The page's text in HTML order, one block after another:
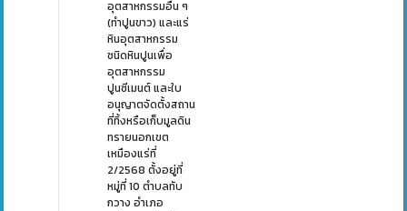
อุตสาหกรรมอื่น ๆ
(ทำปูนขาว) และแร่
หินอุตสาหกรรม
ชนิดหินปูนเพื่อ
อุตสาหกรรม
ปูนซีเมนต์ และใบ
อนุญาตจัดตั้งสถาน
ที่ทิ้งหรือเก็บมูลดิน
ทรายนอกเขต
เหมืองแร่ที่
2/2568 ตั้งอยู่ที่
หมู่ที่ 10 ตำบลทับ
กวาง อำเภอ